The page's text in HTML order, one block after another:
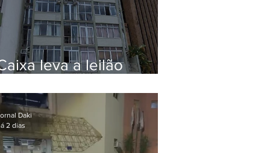
leva a leilão
em Botafogo
Daki
2 dias